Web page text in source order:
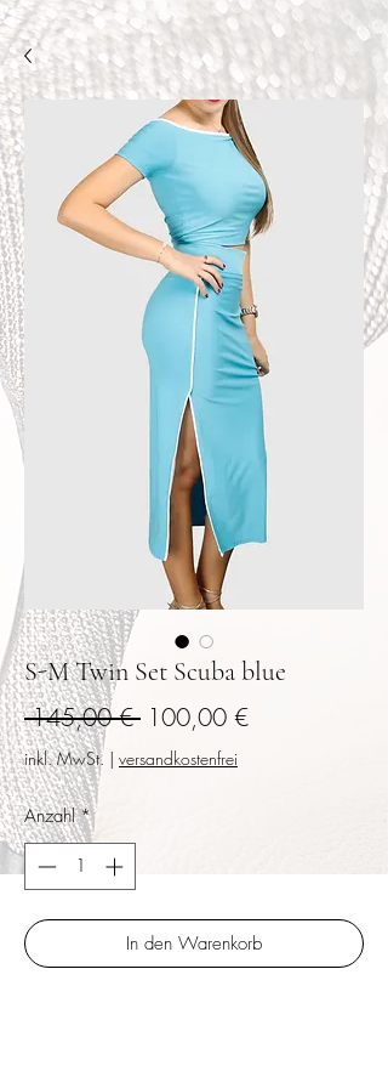
S-M Twin Set Scuba blue
145,00 € Standardpreis
100,00 €Sale-
inkl. MwSt. | versandkostenfrei
Anzahl *
In den Warenkorb